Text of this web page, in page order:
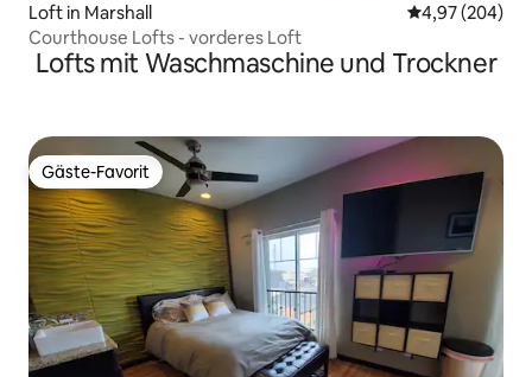
Loft in Marshall
4,97 (204)
Courthouse Lofts - vorderes Loft
Lofts mit Waschmaschine und Trockner
Gäste-Favorit
Gäste-Favorit